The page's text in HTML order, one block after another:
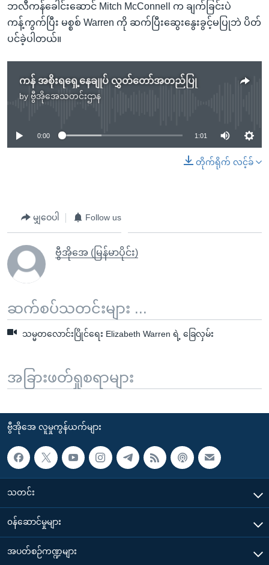
ဘလီကန်ခေါင်းဆောင် Mitch McConnell က ချက်ခြင်းပဲ
ကန့်ကွက်ပြီး မစ္စစ် Warren ကို ဆက်ပြီးဆွေးနွေးခွင့်မပြုဘဲ ပိတ်
ပင်ခဲ့ပါတယ်။
ကန် အစိုးရရှေ့နေချုပ် လွှတ်တော်အတည်ပြု
by ဗွီအိုအေသတင်းဌာန
No media source currently available
0:00 1:01
တိုက်ရိုက် လင့်ခ်
မျှဝေပါ Follow us
ဗွီအိုအေ (မြန်မာပိုင်း)
ဆက်စပ်သတင်းများ ...
သမ္မတလောင်းပြိုင်ရေး Elizabeth Warren ရဲ့ ခြေလှမ်း
အခြားဖတ်ရှုစရာများ
ဗွီအိုအေ လူမှုကွန်ယက်များ
သတင်း
၀န်ဆောင်မှုများ
အပတ်စဉ်ကဏ္ဍများ